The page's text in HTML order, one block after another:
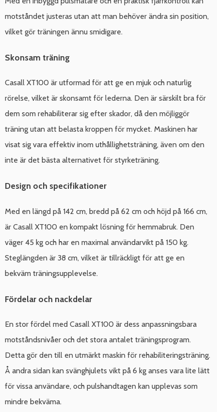
motståndet justeras utan att man behöver ändra sin position,
vilket gör träningen ännu smidigare.
Skonsam träning
Casall XT100 är utformad för att ge en mjuk och naturlig
rörelse, vilket är skonsamt för lederna. Den är särskilt bra för
dem som rehabiliterar sig efter skador, då den möjliggör
träning utan att belasta kroppen för mycket. Maskinen har
visat sig vara effektiv inom uthållighetsträning, även om den
inte är det bästa alternativet för styrketräning.
Design och specifikationer
Med en längd på 142 cm, bredd på 62 cm och höjd på 166 cm,
är Casall XT100 en kompakt lösning för hemmabruk. Den
väger 45 kg och har en maximal användarvikt på 150 kg.
Steglängden är 38 cm, vilket är tillräckligt för att ge en
bekväm träningsupplevelse.
Fördelar och nackdelar
En stor fördel med Casall XT100 är dess anpassningsbara
motståndsnivåer och det stora antalet träningsprogram.
Detta gör den till en utmärkt maskin för rehabiliteringsträning.
Å andra sidan kan svänghjulets vikt på 6 kg anses vara lite lätt
för vissa användare, och pulshandtagen kan upplevas som
mindre bekväma.